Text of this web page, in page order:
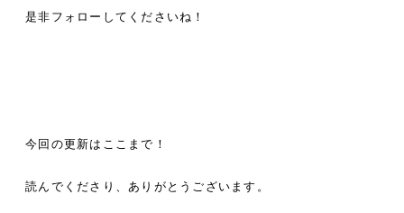
是非フォローしてくださいね！
今回の更新はここまで！
読んでくださり、ありがとうございます。